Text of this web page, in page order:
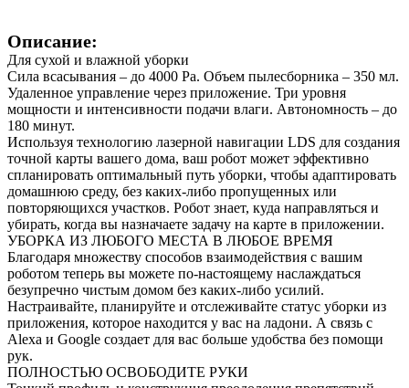
Описание:
Для сухой и влажной уборки
Сила всасывания – до 4000 Ра. Объем пылесборника – 350 мл.
Удаленное управление через приложение. Три уровня
мощности и интенсивности подачи влаги. Автономность – до
180 минут.
Используя технологию лазерной навигации LDS для создания
точной карты вашего дома, ваш робот может эффективно
спланировать оптимальный путь уборки, чтобы адаптировать
домашнюю среду, без каких-либо пропущенных или
повторяющихся участков. Робот знает, куда направляться и
убирать, когда вы назначаете задачу на карте в приложении.
УБОРКА ИЗ ЛЮБОГО МЕСТА В ЛЮБОЕ ВРЕМЯ
Благодаря множеству способов взаимодействия с вашим
роботом теперь вы можете по-настоящему наслаждаться
безупречно чистым домом без каких-либо усилий.
Настраивайте, планируйте и отслеживайте статус уборки из
приложения, которое находится у вас на ладони. А связь с
Alexa и Google создает для вас больше удобства без помощи
рук.
ПОЛНОСТЬЮ ОСВОБОДИТЕ РУКИ